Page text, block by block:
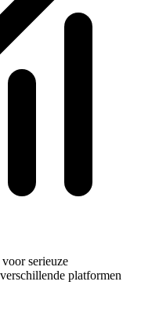
serieuze
platformen